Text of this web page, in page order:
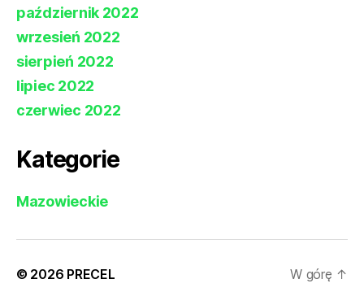
październik 2022
wrzesień 2022
sierpień 2022
lipiec 2022
czerwiec 2022
Kategorie
Mazowieckie
© 2026 PRECEL W górę ↑